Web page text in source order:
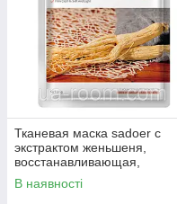
Тканевая маска sadoer с
экстрактом женьшеня,
восстанавливающая,
тонизирующая, 25 г.
В наявності